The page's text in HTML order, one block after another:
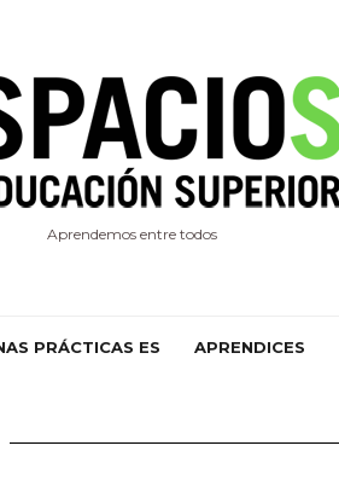
Aprendemos entre todos
PRÁCTICAS ES APRENDICES